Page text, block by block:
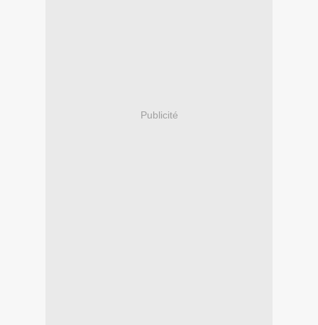
Publicité